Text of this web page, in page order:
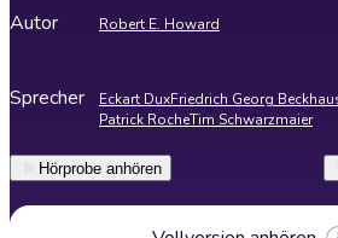
Autor Robert E. Howard
Sprecher Eckart DuxFriedrich Georg
Patrick RocheTim Schwarzmaier
Hörprobe anhören